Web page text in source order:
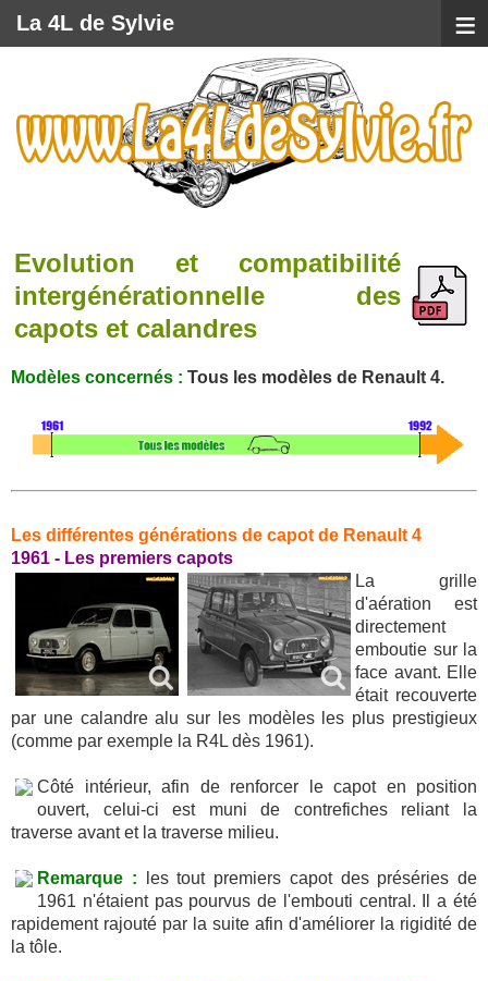
Evolution et compatibilité
intergénérationnelle des
capots et calandres
Modèles concernés : Tous les modèles de Renault 4.
Les différentes générations de capot de Renault 4
1961 - Les premiers capots
La grille
d'aération est
directement
emboutie sur la
face avant. Elle
était recouverte
par une calandre alu sur les modèles les plus prestigieux
(comme par exemple la R4L dès 1961).
Côté intérieur, afin de renforcer le capot en position
ouvert, celui-ci est muni de contrefiches reliant la
traverse avant et la traverse milieu.
Remarque : les tout premiers capot des préséries de
1961 n'étaient pas pourvus de l'embouti central. Il a été
rapidement rajouté par la suite afin d'améliorer la rigidité de
la tôle.
La 4L de Sylvie ≡